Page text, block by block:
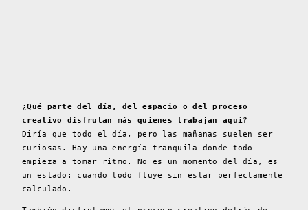
¿Qué parte del día, del espacio o del proceso
creativo disfrutan más quienes trabajan aquí?
Diría que todo el día, pero las mañanas suelen ser
curiosas. Hay una energía tranquila donde todo
empieza a tomar ritmo. No es un momento del día, es
un estado: cuando todo fluye sin estar perfectamente
calculado.